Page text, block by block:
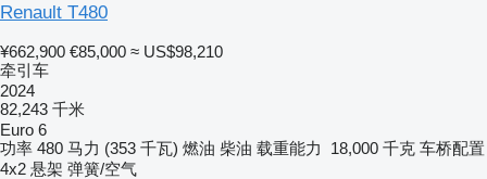
Renault T480
¥662,900 €85,000 ≈ US$98,210
牵引车
2024
82,243 千米
Euro 6
功率 480 马力 (353 千瓦) 燃油 柴油 载重能力 18,000 千克 车桥配置
4x2 悬架 弹簧/空气